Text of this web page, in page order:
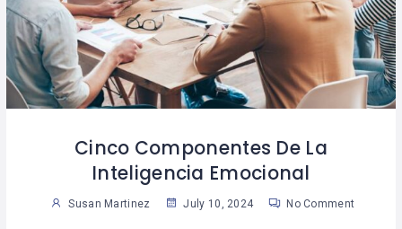
Cinco Componentes De La
Inteligencia Emocional
Susan Martinez July 10, 2024 No Comment